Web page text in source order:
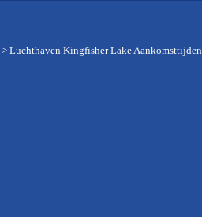
> Luchthaven Kingfisher Lake Aankomsttijden